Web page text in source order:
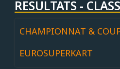
RESULTATS -
CHAMPIONNAT &
EUROSUPERKART